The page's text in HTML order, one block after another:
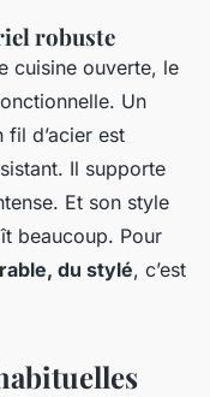
robuste
cuisine ouverte, le
Un
fil d’acier est
Il supporte
Et son style
beaucoup. Pour
du stylé, c’est